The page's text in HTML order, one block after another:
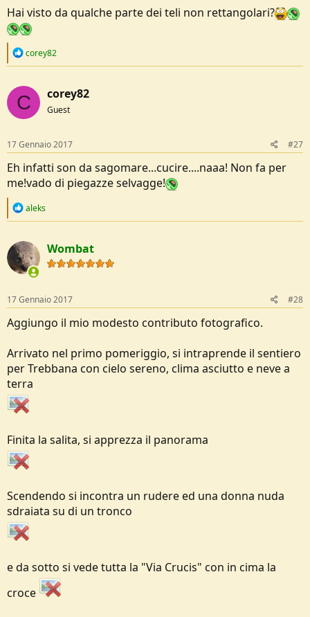
Hai visto da qualche parte dei teli non rettangolari?
R
c
t
i
o
s
:
corey82
C corey82
Guest
17 Gennaio 2017 #27
Eh infatti son da sagomare...cucire....naaa! Non fa per
me!vado di piegazze selvagge!
R
c
t
i
o
s
:
aleks
Wombat
17 Gennaio 2017 #28
Aggiungo il mio modesto contributo fotografico.
Arrivato nel primo pomeriggio, si intraprende il sentiero
per Trebbana con cielo sereno, clima asciutto e neve a
terra
Finita la salita, si apprezza il panorama
Scendendo si incontra un rudere ed una donna nuda
sdraiata su di un tronco
e da sotto si vede tutta la "Via Crucis" con in cima la
croce